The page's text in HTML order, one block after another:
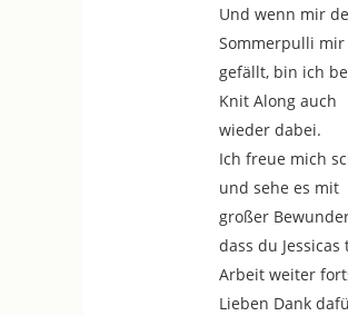
Und wenn mir
Sommerpulli mir
gefällt, bin ich
Knit Along auch
wieder dabei.
Ich freue mich
und sehe es mit
großer
dass du Jessicas
Arbeit weiter
Lieben Dank